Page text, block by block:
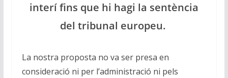
interí fins que hi hagi la sentència
del tribunal europeu.
La nostra proposta no va ser presa en
consideració ni per l’administració ni pels